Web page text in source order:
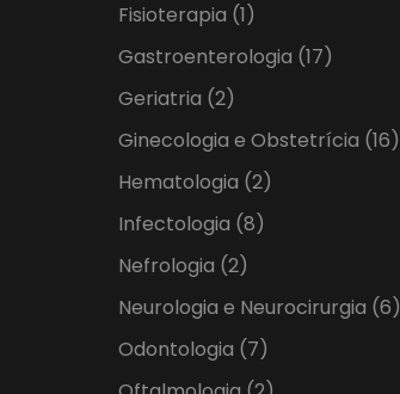
Fisioterapia (1)
Gastroenterologia (17)
Geriatria (2)
Ginecologia e Obstetrícia (16)
Hematologia (2)
Infectologia (8)
Nefrologia (2)
Neurologia e Neurocirurgia (6)
Odontologia (7)